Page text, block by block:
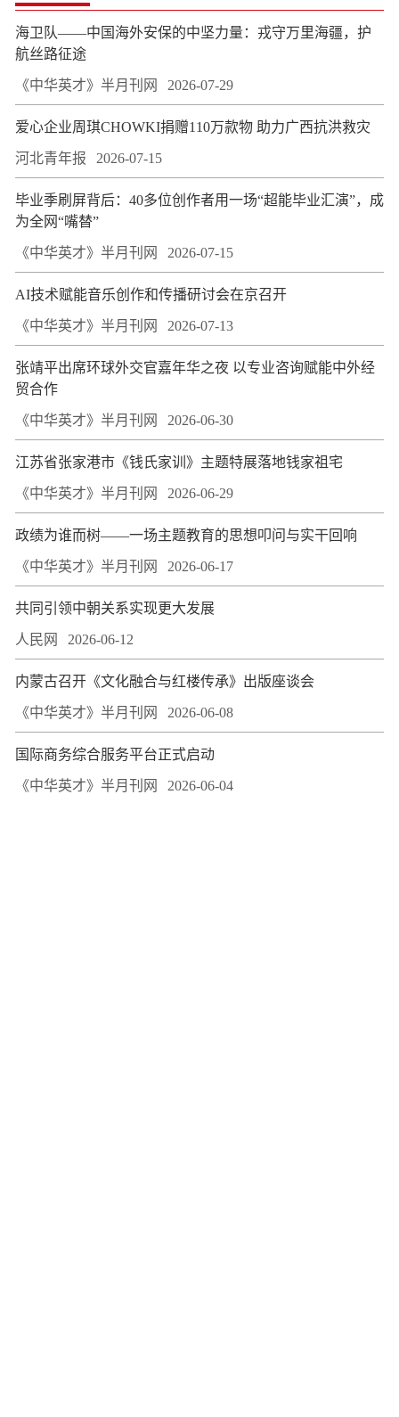
海卫队——中国海外安保的中坚力量：戎守万里海疆，护
航丝路征途
《中华英才》半月刊网 2026-07-29
爱心企业周琪CHOWKI捐赠110万款物 助力广西抗洪救灾
河北青年报 2026-07-15
毕业季刷屏背后：40多位创作者用一场“超能毕业汇演”，成
为全网“嘴替”
《中华英才》半月刊网 2026-07-15
AI技术赋能音乐创作和传播研讨会在京召开
《中华英才》半月刊网 2026-07-13
张靖平出席环球外交官嘉年华之夜 以专业咨询赋能中外经
贸合作
《中华英才》半月刊网 2026-06-30
江苏省张家港市《钱氏家训》主题特展落地钱家祖宅
《中华英才》半月刊网 2026-06-29
政绩为谁而树——一场主题教育的思想叩问与实干回响
《中华英才》半月刊网 2026-06-17
共同引领中朝关系实现更大发展
人民网 2026-06-12
​内蒙古召开《文化融合与红楼传承》出版座谈会
《中华英才》半月刊网 2026-06-08
国际商务综合服务平台正式启动
《中华英才》半月刊网 2026-06-04